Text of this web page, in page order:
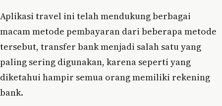
Aplikasi travel ini telah mendukung berbagai
macam metode pembayaran dari beberapa metode
tersebut, transfer bank menjadi salah satu yang
paling sering digunakan, karena seperti yang
diketahui hampir semua orang memiliki rekening
bank.